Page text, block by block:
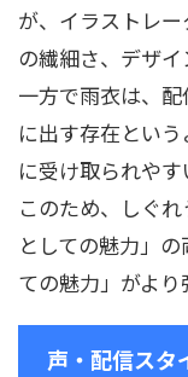
が、イラストレ
の繊細さ、デザイ
一方で雨衣は、
に出す存在とい
に受け取られやす
このため、しぐ
としての魅力」
ての魅力」がより
声・配信スタ